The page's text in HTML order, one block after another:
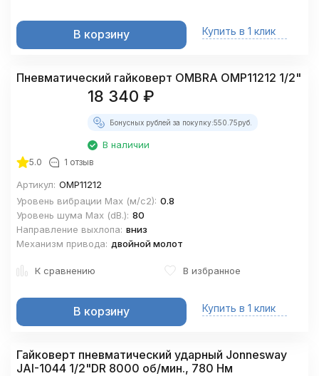
В корзину Купить в 1 клик
Пневматический гайковерт OMBRA OMP11212 1/2"
18 340 ₽
Бонусных рублей за покупку:550.75руб.
В наличии
5.0 1 отзыв
Артикул: OMP11212
Уровень вибрации Mах (м/с2): 0.8
Уровень шума Maх (dВ.): 80
Направление выхлопа: вниз
Механизм привода: двойной молот
К сравнению В избранное
В корзину Купить в 1 клик
Гайковерт пневматический ударный Jonnesway
JAI-1044 1/2"DR 8000 об/мин., 780 Нм